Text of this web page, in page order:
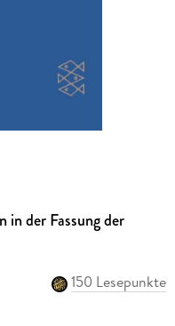
in der Fassung der
150 Lesepunkte